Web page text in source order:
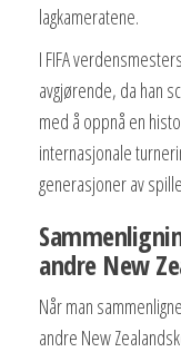
lagkameratene.
I FIFA
avgjørende, da han
med å oppnå en
internasjonale
generasjoner av
andre New
Når man
andre New